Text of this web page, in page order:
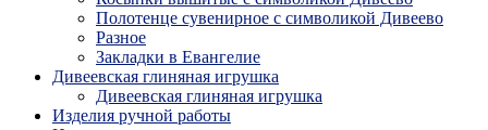
Полотенце сувенирное с символикой Дивеево
Разное
Закладки в Евангелие
Дивеевская глиняная игрушка
Дивеевская глиняная игрушка
Изделия ручной работы